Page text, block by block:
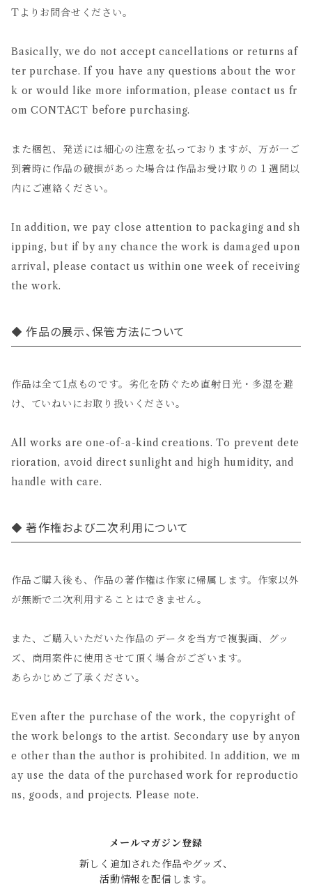
Tよりお問合せください。
Basically, we do not accept cancellations or returns af
ter purchase. If you have any questions about the wor
k or would like more information, please contact us fr
om CONTACT before purchasing.
また梱包、発送には細心の注意を払っておりますが、万が一ご
到着時に作品の破損があった場合は作品お受け取りの１週間以
内にご連絡ください。
In addition, we pay close attention to packaging and sh
ipping, but if by any chance the work is damaged upon
arrival, please contact us within one week of receiving
the work.
作品の展示、保管方法について
作品は全て1点ものです。劣化を防ぐため直射日光・多湿を避
け、ていねいにお取り扱いください。
All works are one-of-a-kind creations. To prevent dete
rioration, avoid direct sunlight and high humidity, and
handle with care.
著作権および二次利用について
作品ご購入後も、作品の著作権は作家に帰属します。作家以外
が無断で二次利用することはできません。
また、ご購入いただいた作品のデータを当方で複製画、グッ
ズ、商用案件に使用させて頂く場合がございます。
あらかじめご了承ください。
Even after the purchase of the work, the copyright of
the work belongs to the artist. Secondary use by anyon
e other than the author is prohibited. In addition, we m
ay use the data of the purchased work for reproductio
ns, goods, and projects. Please note.
メールマガジン登録
新しく追加された作品やグッズ、
活動情報を配信します。